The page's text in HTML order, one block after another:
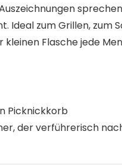
Ideal zum Grillen,
kleinen Flasche jede
Picknickkorb
der verführerisch